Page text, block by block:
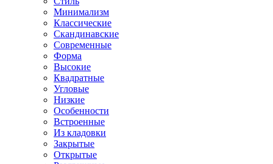
Минимализм
Классические
Скандинавские
Современные
Форма
Высокие
Квадратные
Угловые
Низкие
Особенности
Встроенные
Из кладовки
Закрытые
Открытые